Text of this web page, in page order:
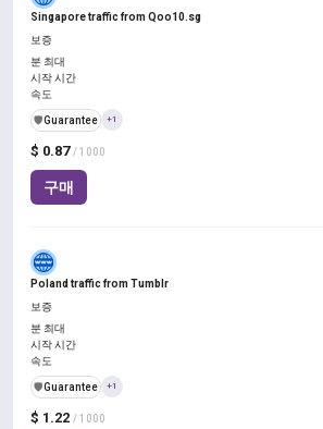
Singapore traffic from Qoo10.sg
$ 0.87 / 1000
구매
보증
분 최대
시작 시간
속도
️🛡️Guarantee +1
Poland traffic from Tumblr
$ 1.22 / 1000
보증
분 최대
시작 시간
속도
️🛡️Guarantee +1